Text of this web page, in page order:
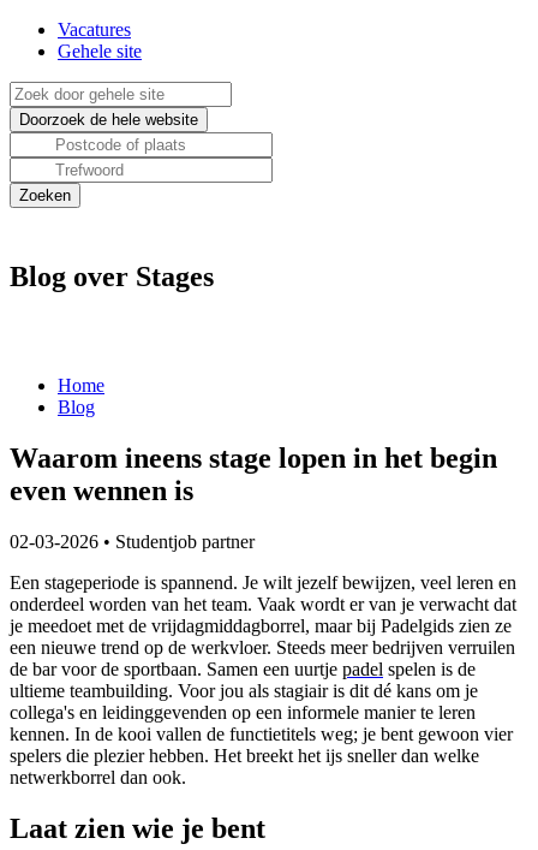
Vacatures
Gehele site
Blog over Stages
Home
Blog
Waarom ineens stage lopen in het begin
even wennen is
02-03-2026 • Studentjob partner
Een stageperiode is spannend. Je wilt jezelf bewijzen, veel leren en
onderdeel worden van het team. Vaak wordt er van je verwacht dat
je meedoet met de vrijdagmiddagborrel, maar bij Padelgids zien ze
een nieuwe trend op de werkvloer. Steeds meer bedrijven verruilen
de bar voor de sportbaan. Samen een uurtje padel spelen is de
ultieme teambuilding. Voor jou als stagiair is dit dé kans om je
collega's en leidinggevenden op een informele manier te leren
kennen. In de kooi vallen de functietitels weg; je bent gewoon vier
spelers die plezier hebben. Het breekt het ijs sneller dan welke
netwerkborrel dan ook.
Laat zien wie je bent